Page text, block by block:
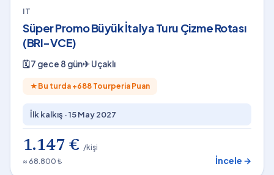
IT
Süper Promo Büyük İtalya Turu Çizme Rotası
(BRI-VCE)
🗓7 gece 8 gün✈Uçaklı
★ Bu turda +688 Tourperia Puan
İlk kalkış ·15 May 2027
1.147 € /kişi
≈ 68.800 ₺
İncele →